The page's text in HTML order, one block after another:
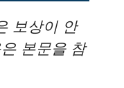
보상이 안
본문을 참